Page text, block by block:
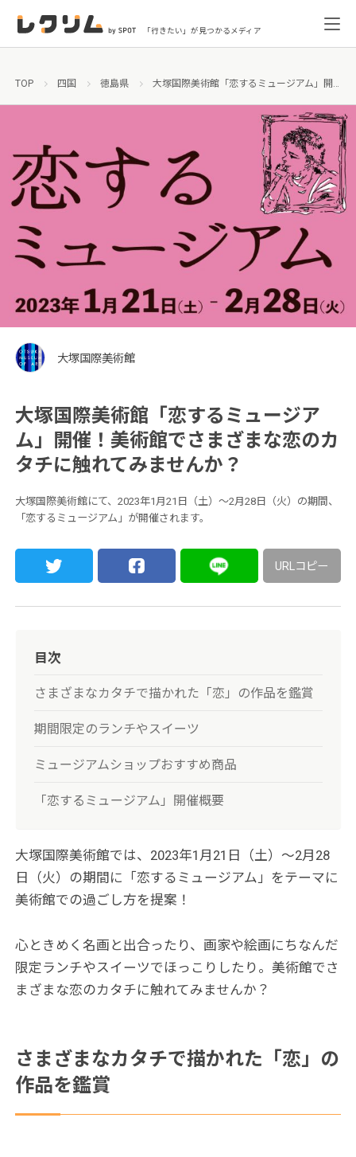
「行きたい」が見つかるメディア
TOP 四国 徳島県 大塚国際美術館「恋するミュージアム」開催！美術館でさまざまな恋のカタチに触れてみませんか？
大塚国際美術館
大塚国際美術館「恋するミュージア
ム」開催！美術館でさまざまな恋のカ
タチに触れてみませんか？
大塚国際美術館にて、2023年1月21日（土）〜2月28日（火）の期間、
「恋するミュージアム」が開催されます。
URLコピー
目次
さまざまなカタチで描かれた「恋」の作品を鑑賞
期間限定のランチやスイーツ
ミュージアムショップおすすめ商品
「恋するミュージアム」開催概要
大塚国際美術館では、2023年1月21日（土）〜2月28
日（火）の期間に「恋するミュージアム」をテーマに
美術館での過ごし方を提案！
心ときめく名画と出合ったり、画家や絵画にちなんだ
限定ランチやスイーツでほっこりしたり。美術館でさ
まざまな恋のカタチに触れてみませんか？
さまざまなカタチで描かれた「恋」の
作品を鑑賞